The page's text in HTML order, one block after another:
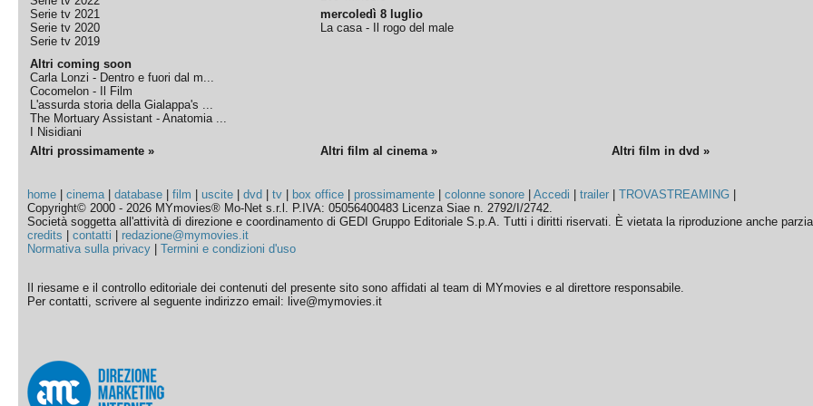
Serie tv 2021
Serie tv 2020
Serie tv 2019
Altri coming soon
Carla Lonzi - Dentro e fuori dal m...
Cocomelon - Il Film
L'assurda storia della Gialappa's ...
The Mortuary Assistant - Anatomia ...
I Nisidiani
mercoledì 8 luglio
La casa - Il rogo del male
Altri prossimamente » Altri film al cinema » Altri film in dvd »
home |cinema|database |film |uscite |dvd |tv box office prossimamente |colonne sonore |Accedi |trailer |TROVASTREAMING
Copyright© 2000 - 2026 MYmovies® Mo-Net s.r.l. P.IVA: 05056400483 Licenza Siae n. 2792/I/2742.
Società soggetta all'attività di direzione e coordinamento di GEDI Gruppo Editoriale S.p.A. Tutti i diritti riservati. È vietata la riproduzione anche
credits |contatti
redazione@mymovies.it
Normativa sulla privacy |Termini e condizioni d'uso
Il riesame e il controllo editoriale dei contenuti del presente sito sono affidati al team di MYmovies e al direttore responsabile.
Per contatti, scrivere al seguente indirizzo email: live@mymovies.it